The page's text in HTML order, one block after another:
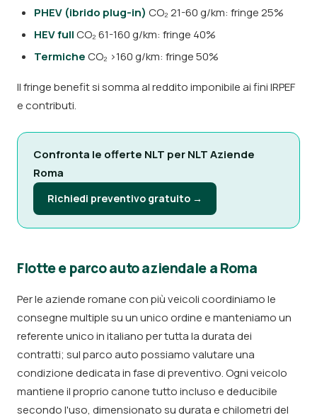
PHEV (ibrido plug-in) CO₂ 21-60 g/km: fringe 25%
HEV fullCO₂ 61-160 g/km: fringe 40%
TermicheCO₂ >160 g/km: fringe 50%
Il fringe benefit si somma al reddito imponibile ai fini IRPEF
e contributi.
Confronta le offerte NLT per NLT Aziende
Roma
Richiedi preventivo gratuito →
Flotte e parco auto aziendale a Roma
Per le aziende romane con più veicoli coordiniamo le
consegne multiple su un unico ordine e manteniamo un
referente unico in italiano per tutta la durata dei
contratti; sul parco auto possiamo valutare una
condizione dedicata in fase di preventivo. Ogni veicolo
mantiene il proprio canone tutto incluso e deducibile
secondo l'uso, dimensionato su durata e chilometri del